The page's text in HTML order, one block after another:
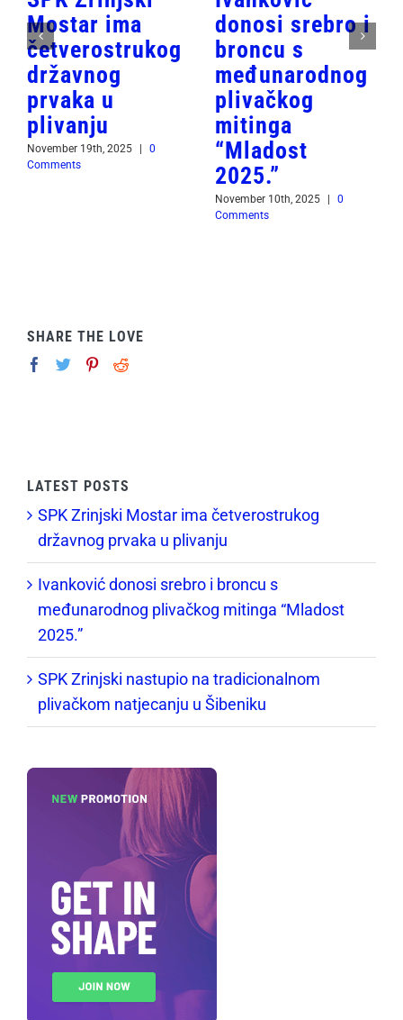
Mostar ima
četverostrukog
državnog
prvaka u
plivanju
November 19th, 2025 |
0
Comments
donosi srebro i
broncu s
međunarodnog
plivačkog
mitinga
“Mladost
2025.”
November 10th, 2025 |
0
Comments
SHARE THE LOVE
LATEST POSTS
SPK Zrinjski Mostar ima četverostrukog
državnog prvaka u plivanju
Ivanković donosi srebro i broncu s
međunarodnog plivačkog mitinga “Mladost
2025.”
SPK Zrinjski nastupio na tradicionalnom
plivačkom natjecanju u Šibeniku